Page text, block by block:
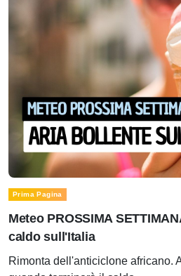
Prima Pagina
Meteo PROSSIMA
caldo sull'Italia
Rimonta dell'anticiclone africano.